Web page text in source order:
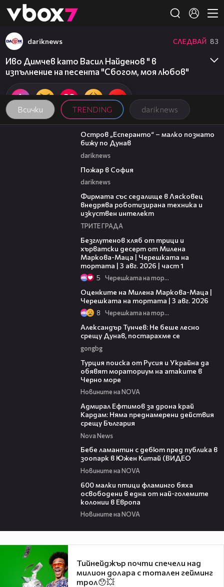
👾
Всички TRENDING dariknews
dariknews СЛЕДВАЙ 83
Иво Димчев като Васил Найденов " в
изпълнение на песента "Сбогом, моя любов"
00:04
Остров „Есперанто“ – малко познато
бижу по Дунав
dariknews
Пожар в София
dariknews
Фирмата със седалище в Лясковец
внедрява роботизирана техника и
изкуствен интелект
ТРИТЕ ГРАДА
Безглутенов хляб от трици и
хърватски десерт от Милена
Маркова-Маца | Черешката на
тортата | 3 авг. 2026 | част 1
5 Черешката на тортата
Оценките на Милена Маркова-Маца |
Черешката на тортата | 3 авг. 2026
8 Черешката на тортата
Александър Тунчев: Не беше лесно
срещу Дунав, постарахме се
gongbg
Турция поиска от Русия и Украйна да
обявят мораториум на атаките в
Черно море
Новините на NOVA
Адмирал Ефтимов за дрона край
Кардам: Няма преднамерени действия
срещу България
Nova News
Бебе ламантин с дебют пред публика в
зоопарк в Южен Китай (ВИДЕО
Новините на NOVA
600 малки птици фламинго бяха
освободени в една от най-големите
колонии в Европа
Новините на NOVA
Тийнейджър почти спечели над
милион долара с тотален гейминг
трол😯💥